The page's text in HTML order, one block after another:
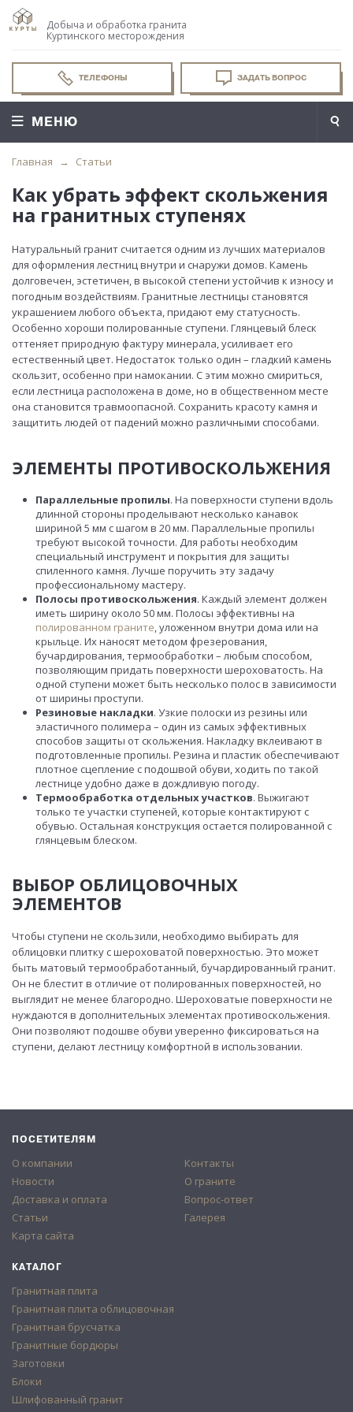
Добыча и обработка гранита
Куртинского месторождения
ТЕЛЕФОНЫ ЗАДАТЬ ВОПРОС
МЕНЮ
Главная Статьи
Как убрать эффект скольжения
на гранитных ступенях
Натуральный гранит считается одним из лучших материалов
для оформления лестниц внутри и снаружи домов. Камень
долговечен, эстетичен, в высокой степени устойчив к износу и
погодным воздействиям. Гранитные лестницы становятся
украшением любого объекта, придают ему статусность.
Особенно хороши полированные ступени. Глянцевый блеск
оттеняет природную фактуру минерала, усиливает его
естественный цвет. Недостаток только один – гладкий камень
скользит, особенно при намокании. С этим можно смириться,
если лестница расположена в доме, но в общественном месте
она становится травмоопасной. Сохранить красоту камня и
защитить людей от падений можно различными способами.
ЭЛЕМЕНТЫ ПРОТИВОСКОЛЬЖЕНИЯ
Параллельные пропилы. На поверхности ступени вдоль
длинной стороны проделывают несколько канавок
шириной 5 мм с шагом в 20 мм. Параллельные пропилы
требуют высокой точности. Для работы необходим
специальный инструмент и покрытия для защиты
спиленного камня. Лучше поручить эту задачу
профессиональному мастеру.
Полосы противоскольжения. Каждый элемент должен
иметь ширину около 50 мм. Полосы эффективны на
полированном граните, уложенном внутри дома или на
крыльце. Их наносят методом фрезерования,
бучардирования, термообработки – любым способом,
позволяющим придать поверхности шероховатость. На
одной ступени может быть несколько полос в зависимости
от ширины проступи.
Резиновые накладки. Узкие полоски из резины или
эластичного полимера – один из самых эффективных
способов защиты от скольжения. Накладку вклеивают в
подготовленные пропилы. Резина и пластик обеспечивают
плотное сцепление с подошвой обуви, ходить по такой
лестнице удобно даже в дождливую погоду.
Термообработка отдельных участков. Выжигают
только те участки ступеней, которые контактируют с
обувью. Остальная конструкция остается полированной с
глянцевым блеском.
ВЫБОР ОБЛИЦОВОЧНЫХ
ЭЛЕМЕНТОВ
Чтобы ступени не скользили, необходимо выбирать для
облицовки плитку с шероховатой поверхностью. Это может
быть матовый термообработанный, бучардированный гранит.
Он не блестит в отличие от полированных поверхностей, но
выглядит не менее благородно. Шероховатые поверхности не
нуждаются в дополнительных элементах противоскольжения.
Они позволяют подошве обуви уверенно фиксироваться на
ступени, делают лестницу комфортной в использовании.
ПОСЕТИТЕЛЯМ
О компании
Новости
Доставка и оплата
Статьи
Карта сайта
Контакты
О граните
Вопрос-ответ
Галерея
КАТАЛОГ
Гранитная плита
Гранитная плита облицовочная
Гранитная брусчатка
Гранитные бордюры
Заготовки
Блоки
Шлифованный гранит